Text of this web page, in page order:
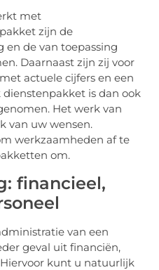
met
zijn de
en de van toepassing
Daarnaast zijn zij voor
actuele cijfers en een
is dan ook
Het werk van
van uw wensen.
werkzaamheden af te
om.
financieel,
van een
geval uit financiën,
kunt u natuurlijk